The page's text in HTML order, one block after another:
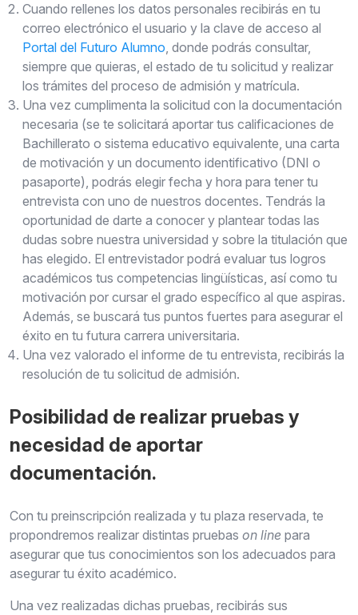
Cuando rellenes los datos personales recibirás en tu
correo electrónico el usuario y la clave de acceso al
Portal del Futuro Alumno, donde podrás consultar,
siempre que quieras, el estado de tu solicitud y realizar
los trámites del proceso de admisión y matrícula.
Una vez cumplimenta la solicitud con la documentación
necesaria (se te solicitará aportar tus calificaciones de
Bachillerato o sistema educativo equivalente, una carta
de motivación y un documento identificativo (DNI o
pasaporte), podrás elegir fecha y hora para tener tu
entrevista con uno de nuestros docentes. Tendrás la
oportunidad de darte a conocer y plantear todas las
dudas sobre nuestra universidad y sobre la titulación que
has elegido. El entrevistador podrá evaluar tus logros
académicos tus competencias lingüísticas, así como tu
motivación por cursar el grado específico al que aspiras.
Además, se buscará tus puntos fuertes para asegurar el
éxito en tu futura carrera universitaria.
Una vez valorado el informe de tu entrevista, recibirás la
resolución de tu solicitud de admisión.
Posibilidad de realizar pruebas y
necesidad de aportar
documentación.
Con tu preinscripción realizada y tu plaza reservada, te
propondremos realizar distintas pruebas on line para
asegurar que tus conocimientos son los adecuados para
asegurar tu éxito académico.
Una vez realizadas dichas pruebas, recibirás sus